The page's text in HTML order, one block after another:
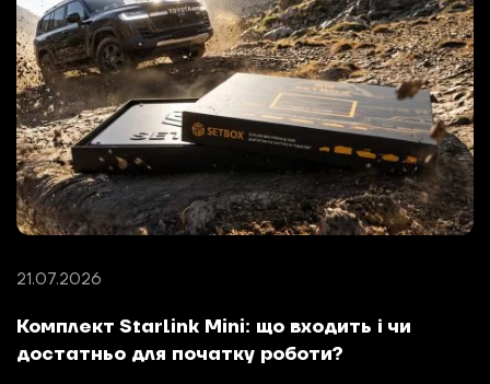
21.07.2026
Комплект Starlink Mini: що входить і чи
достатньо для початку роботи?